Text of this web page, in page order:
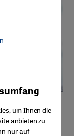
um Ihnen die
anbieten zu
nur auf
Maps Embed,